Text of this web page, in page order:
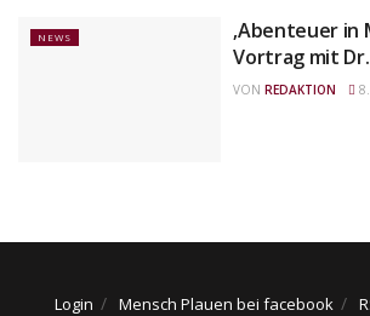
NEWS
‚Abenteuer in
Vortrag mit Dr.
VON REDAKTION
Login Mensch Plauen bei facebook